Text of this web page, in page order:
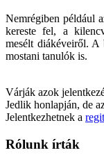
Nemrégiben például
kereste fel, a
mesélt diákéveiről. A
mostani tanulók is.
Várják azok
Jedlik honlapján, de
Jelentkezhetnek a
Rólunk írták